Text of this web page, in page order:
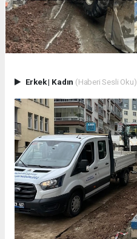
Erkek| Kadın (Haberi Sesli Oku)